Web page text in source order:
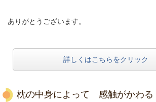
ありがとうございます。
詳しくはこちらをクリック
枕の中身によって 感触がかわる